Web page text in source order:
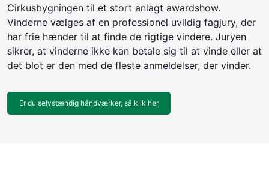
Cirkusbygningen til et stort anlagt awardshow.
Vinderne vælges af en professionel uvildig fagjury, der
har frie hænder til at finde de rigtige vindere. Juryen
sikrer, at vinderne ikke kan betale sig til at vinde eller at
det blot er den med de fleste anmeldelser, der vinder.
Er du selvstændig håndværker, så klik her